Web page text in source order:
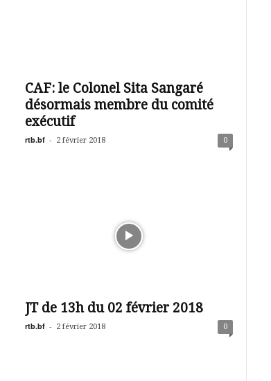
CAF: le Colonel Sita Sangaré
désormais membre du comité
exécutif
rtb.bf - 2 février 2018 0
JT de 13h du 02 février 2018
rtb.bf - 2 février 2018 0